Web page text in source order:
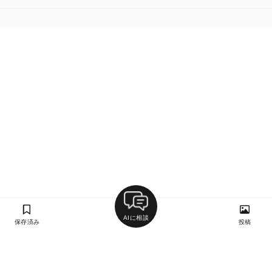
保存済み
AIに相談
投稿